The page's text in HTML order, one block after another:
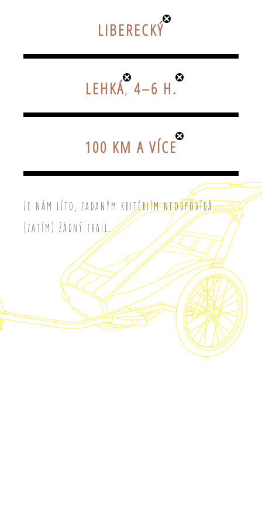
LIBERECKÝ
LEHKÁ, 4–6 H.
100 KM A VÍCE
Je nám líto, zadaným kritériím neodpovídá
(zatím) žádný trail.